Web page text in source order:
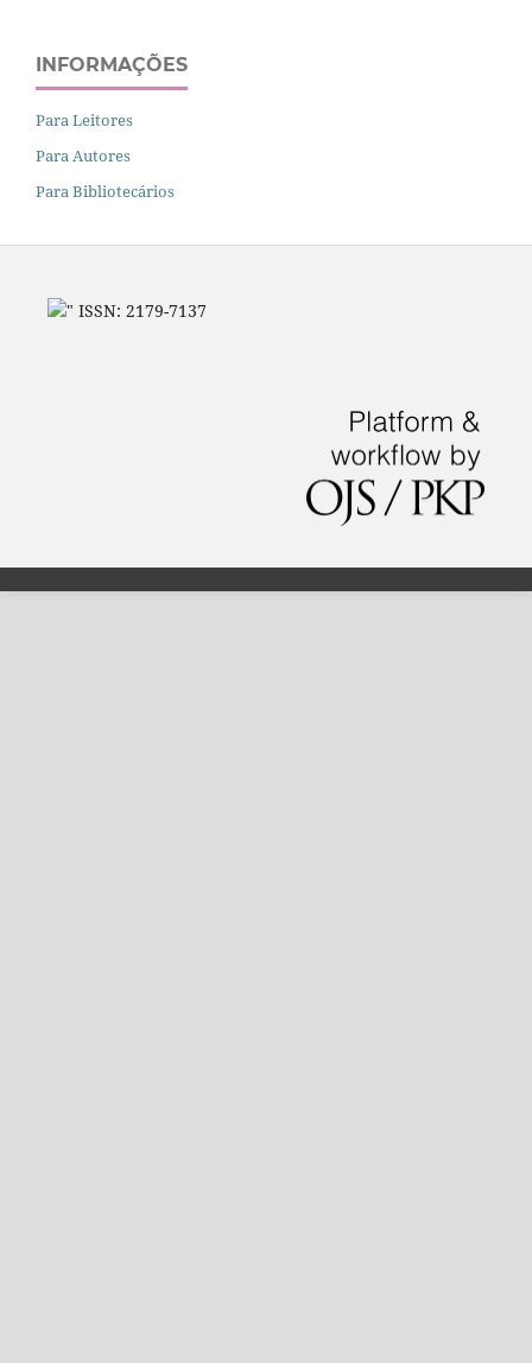
INFORMAÇÕES
Para Leitores
Para Autores
Para Bibliotecários
" ISSN: 2179-7137